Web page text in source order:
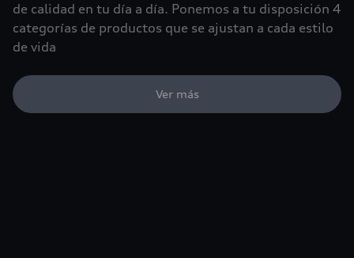
de calidad en tu día a día. Ponemos a tu disposición 4
categorías de productos que se ajustan a cada estilo
de vida
Ver más